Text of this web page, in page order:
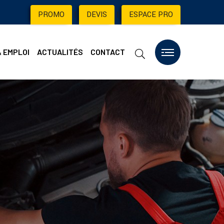
PROMO | DEVIS | ESPACE PRO
EMPLOI ACTUALITÉS CONTACT